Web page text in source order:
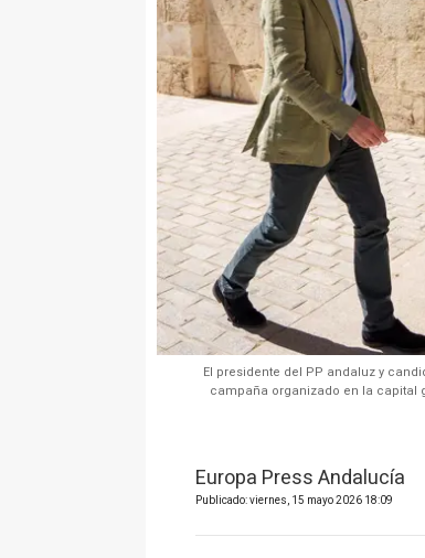
El presidente del PP andaluz y
campaña organizado en la capital
Europa Press Andalucía
Publicado: viernes, 15 mayo 2026 18:09